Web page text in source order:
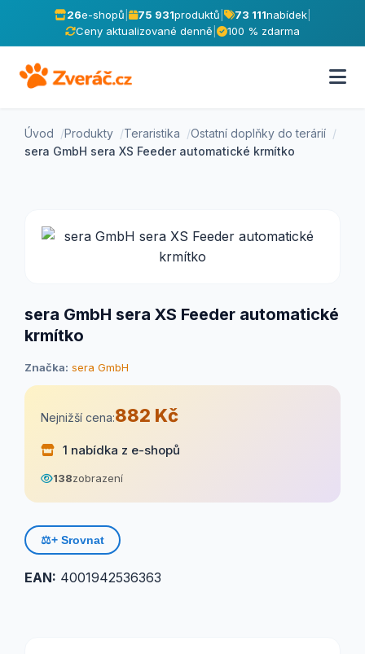
26e-shopů 75 931produktů 73 111nabídek|
Ceny aktualizované denně
100 % zdarma
Úvod Produkty Teraristika
Ostatní doplňky do terárií
sera GmbH sera XS Feeder automatické krmítko
sera GmbH sera XS Feeder automatické
krmítko
Značka: sera GmbH
Nejnižší cena:882 Kč
1 nabídka z e-shopů
138zobrazení
⚖️+ Srovnat
EAN: 4001942536363